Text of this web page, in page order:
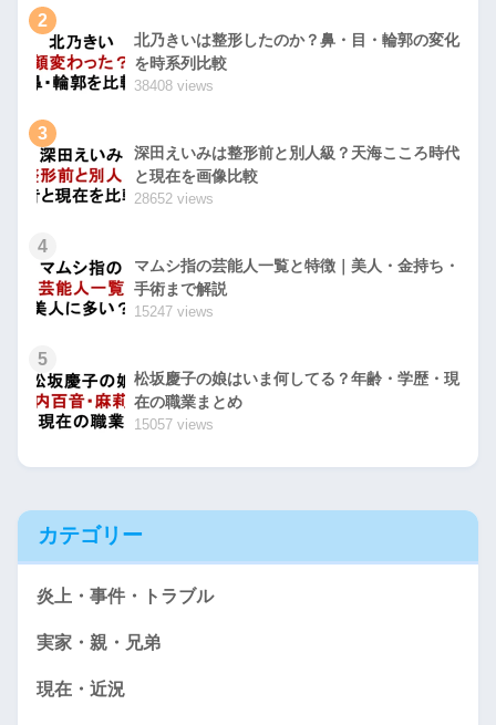
2
北乃きいは整形したのか？鼻・目・輪郭の変化
を時系列比較
38408 views
3
深田えいみは整形前と別人級？天海こころ時代
と現在を画像比較
28652 views
4
マムシ指の芸能人一覧と特徴｜美人・金持ち・
手術まで解説
15247 views
5
松坂慶子の娘はいま何してる？年齢・学歴・現
在の職業まとめ
15057 views
カテゴリー
炎上・事件・トラブル
実家・親・兄弟
現在・近況